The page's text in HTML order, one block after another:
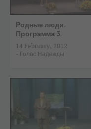
Родные люди.
Программа 3.
14 February, 2012
- Голос Надежды